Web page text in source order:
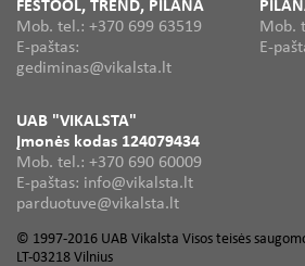
FESTOOL, TREND, PILANA
Mob. tel.: +370 699 63519
E-paštas:
gediminas@vikalsta.lt
Mob.
E-
UAB "VIKALSTA"
Įmonės kodas 124079434
Mob. tel.: +370 690 60009
E-paštas: info@vikalsta.lt
parduotuve@vikalsta.lt
© 1997-2016 UAB Vikalsta Visos teisės
LT-03218 Vilnius